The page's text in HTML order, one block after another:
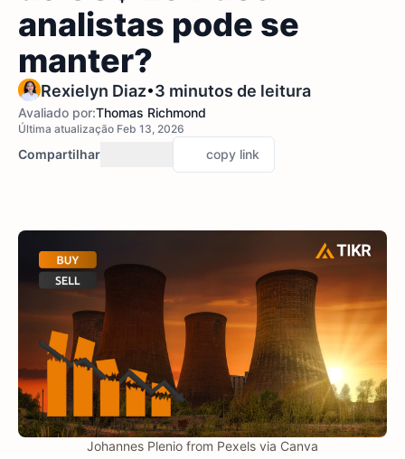
analistas pode se
manter?
Rexielyn Diaz•3 minutos de leitura
Avaliado por:Thomas Richmond
Última atualização Feb 13, 2026
Compartilhar copy link
Johannes Plenio from Pexels via Canva